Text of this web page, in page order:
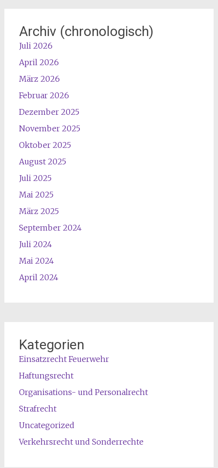
Archiv (chronologisch)
Juli 2026
April 2026
März 2026
Februar 2026
Dezember 2025
November 2025
Oktober 2025
August 2025
Juli 2025
Mai 2025
März 2025
September 2024
Juli 2024
Mai 2024
April 2024
Kategorien
Einsatzrecht Feuerwehr
Haftungsrecht
Organisations- und Personalrecht
Strafrecht
Uncategorized
Verkehrsrecht und Sonderrechte